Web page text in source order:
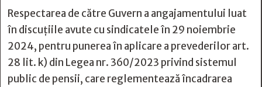
Respectarea de către Guvern a angajamentului luat
în discuţiile avute cu sindicatele în 29 noiembrie
2024, pentru punerea în aplicare a prevederilor art.
28 lit. k) din Legea nr. 360/2023 privind sistemul
public de pensii, care reglementează încadrarea